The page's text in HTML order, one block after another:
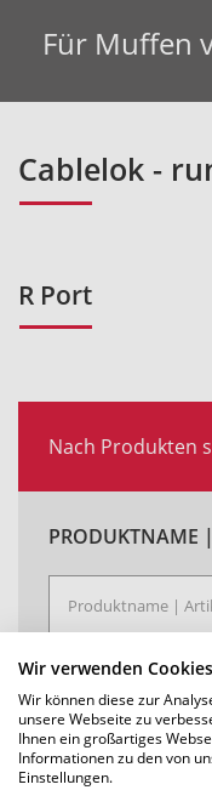
Wir verwenden Cookies
Wir können diese zur
unsere Webseite zu
Ihnen ein großartiges
Informationen zu den von
Einstellungen.
Für Muffen
Cablelok -
R Port
Nach Produkten
PRODUKTNAME